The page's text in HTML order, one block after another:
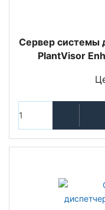
Сервер системы
PlantVisor